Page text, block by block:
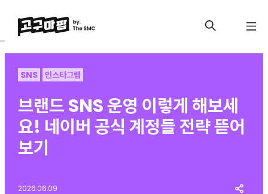
SNS 인스타그램
브랜드 SNS 운영 이렇게 해보세
요! 네이버 공식 계정들 전략 뜯어
보기
2026.06.09